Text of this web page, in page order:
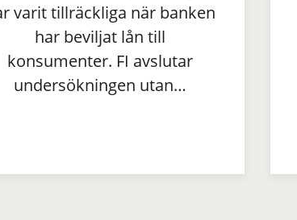
varit tillräckliga när banken
har beviljat lån till
konsumenter. FI avslutar
undersökningen utan…